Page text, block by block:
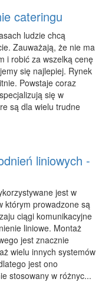
cateringu
ludzie chcą
Zauważają, że nie ma
i robić za wszelką cenę
się najlepiej. Rynek
Powstaje coraz
się w
są dla wielu trudne
liniowych -
jest w
którym prowadzone są
ciągi komunikacyjne
liniowe. Montaż
jest znacznie
wielu innych systemów
jest ono
stosowany w różnyc...